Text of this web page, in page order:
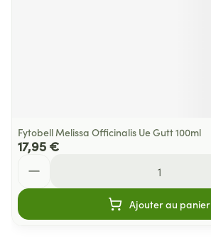
Fytobell Melissa Officinalis Ue Gutt 100ml
17,95 €
Ajouter au panier